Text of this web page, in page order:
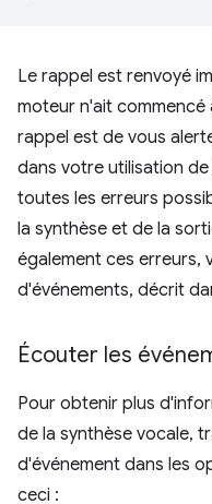
Le rappel est renvoyé
moteur n'ait commencé
rappel est de vous
dans votre utilisation
toutes les erreurs
la synthèse et de la
également ces erreurs,
d'événements, décrit
Écouter les
Pour obtenir plus
de la synthèse vocale,
d'événement dans les
ceci :